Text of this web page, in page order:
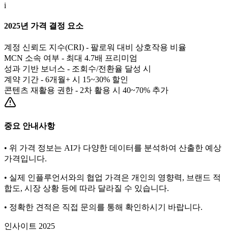
i
2025년 가격 결정 요소
계정 신뢰도 지수(CRI) - 팔로워 대비 상호작용 비율
MCN 소속 여부 - 최대 4.7배 프리미엄
성과 기반 보너스 - 조회수/전환율 달성 시
계약 기간 - 6개월+ 시 15~30% 할인
콘텐츠 재활용 권한 - 2차 활용 시 40~70% 추가
중요 안내사항
• 위 가격 정보는 AI가 다양한 데이터를 분석하여 산출한 예상
가격입니다.
• 실제 인플루언서와의 협업 가격은 개인의 영향력, 브랜드 적
합도, 시장 상황 등에 따라 달라질 수 있습니다.
• 정확한 견적은 직접 문의를 통해 확인하시기 바랍니다.
인사이트 2025